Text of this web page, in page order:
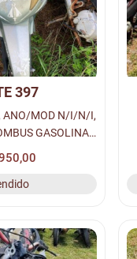
397
ANO/MOD N/I/N/I,
GASOLINA,
I, RENAVAM N/I,
MOTOR N/I, LOC.
(CLASSI...